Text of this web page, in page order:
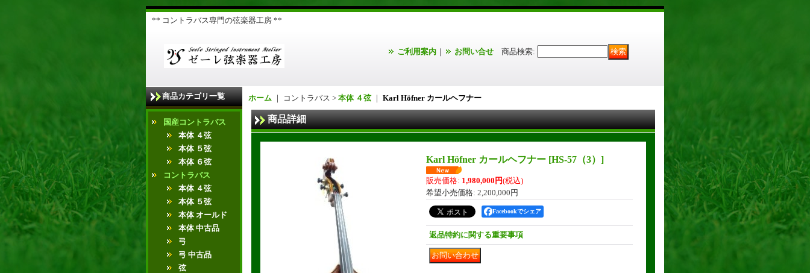
** コントラバス専門の弦楽器工房 **
ご利用案内 ｜ お問い合せ 商品検索:
商品カテゴリ一覧
国産コントラバス
本体 ４弦
本体 ５弦
本体 ６弦
コントラバス
本体 ４弦
本体 ５弦
本体 オールド
本体 中古品
弓
弓 中古品
弦
ホーム ｜ コントラバス > 本体 ４弦｜ Karl Höfner カールヘフナー
商品詳細
Karl Höfner カールヘフナー [HS-57（3） ]
販売価格: 1,980,000円(税込)
希望小売価格: 2,200,000円
Facebookでシェア
返品特約に関する重要事項